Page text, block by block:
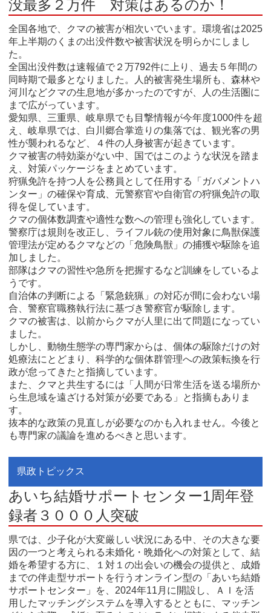
没最多２万件 対策はあるのか！
全国各地で、クマの被害が相次いでいます。環境省は2025
年上半期のくまの出没件数や被害状況を明らかにしまし
た。
全国出没件数は速報値で２万792件に上り、過去５年間の
同時期で最多となりました。人的被害発生場所も、森林や
河川などクマの生息地が多かったのですが、人の生活圏に
まで広がっています。
愛知県、三重県、岐阜県でも目撃情報が今年度1000件を超
え、岐阜県では、白川郷合掌造りの集落では、観光客の男
性が襲われるなど、４件の人身被害が起きています。
クマ被害の特効薬がない中、国ではこのような状況を踏ま
え、対策パッケージをまとめています。
狩猟免許を持つ人を公務員として任用する「ガバメントハ
ンター」の確保や育成、元警察官や自衛官の狩猟免許の取
得を促しています。
クマの個体数調査や適性な数への管理も強化しています。
警察庁は規則を改正し、ライフル銃の使用対象に鳥獣保護
管理法が定めるクマなどの「危険鳥獣」の捕獲や駆除を追
加しました。
部隊はクマの習性や急所を把握するなど訓練をしているよ
うです。
自治体の判断による「緊急銃猟」の対応が間に会わない場
合、警察官職務執行法に基づき警察官が駆除します。
クマの被害は、以前からクマが人里に出て問題になってい
ました。
しかし、動物生態学の専門家からは、個体の駆除だけの対
処療法にとどまり、科学的な個体群管理への政策転換を行
政が怠ってきたと指摘しています。
また、クマと共生するには「人間が日常生活を送る場所か
ら生息域を遠ざける対策が必要である」と指摘もありま
す。
抜本的な政策の見直しが必要なのかも入れません。今後と
も専門家の議論を進めるべきと思います。
県政トピックス
あいち結婚サポートセンター1周年登
録者３０００人突破
県では、少子化が大変厳しい状況にある中、その大きな要
因の一つと考えられる未婚化・晩婚化への対策として、結
婚を希望する方に、１対１の出会いの機会の提供と、成婚
までの伴走型サポートを行うオンライン型の「あいち結婚
サポートセンター」を、2024年11月に開設し、ＡＩを活
用したマッチングシステムを導入するとともに、マッチン